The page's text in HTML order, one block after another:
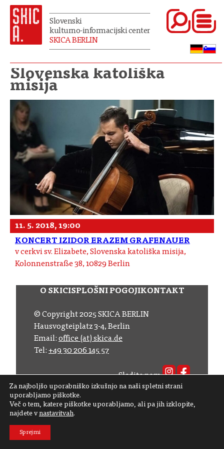
Slovenski
kulturno-informacijski center
SKICA BERLIN
Slovenska katoliška
misija
11. 5. 2018, 19:00
KONCERT IZIDOR ERAZEM GRAFENAUER
v cerkvi sv. Elizabete, Slovenska katoliška misija,
Kolonnenstraße 38, 10829 Berlin
Za najboljšo uporabniško izkušnjo na naši spletni strani
uporabljamo piškotke.
Več o tem, katere piškotke uporabljamo, ali pa jih izklopite,
najdete v nastavitvah.
Sprejmi
O SKICISPLOŠNI POGOJIKONTAKT
© Copyright 2025 SKICA BERLIN
Hausvogteiplatz 3-4, Berlin
Email: office (at) skica.de
Tel: +49 30 206 145 57
Sledite nam
Naročite se na naš novičnik